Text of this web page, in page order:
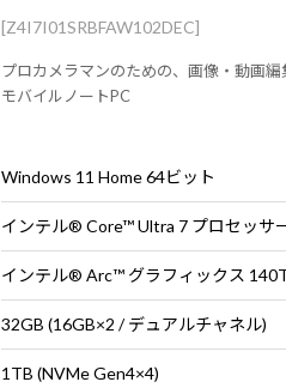
[Z4I7I01SRBFAW102DEC]
プロカメラマンのための、画像・動画編
モバイルノートPC
Windows 11 Home 64ビット
インテル® Core™ Ultra 7 プロセッサ
インテル® Arc™ グラフィックス
32GB (16GB×2 / デュアルチャネル)
1TB (NVMe Gen4×4)